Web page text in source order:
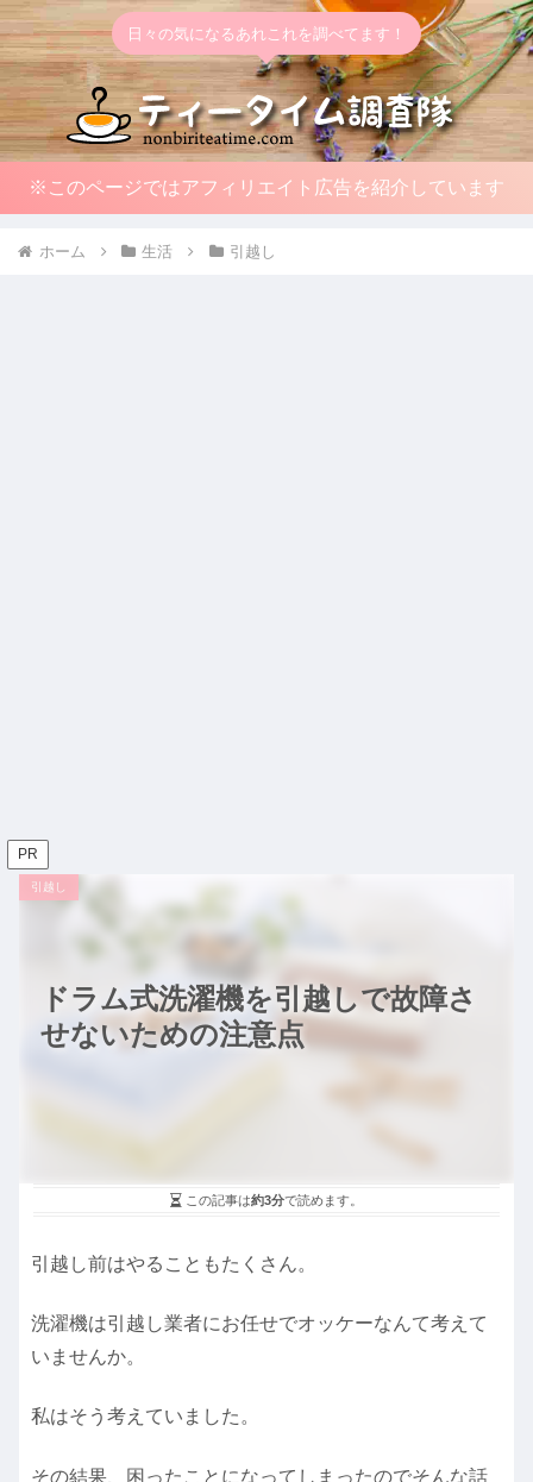
日々の気になるあれこれを調べてます！
※このページではアフィリエイト広告を紹介しています
ホーム 生活 引越し
PR
ドラム式洗濯機を引越しで故障さ
せないための注意点
引越し
この記事は約3分で読めます。
引越し前はやることもたくさん。
洗濯機は引越し業者にお任せでオッケーなんて考えて
いませんか。
私はそう考えていました。
その結果、困ったことになってしまったのでそんな話